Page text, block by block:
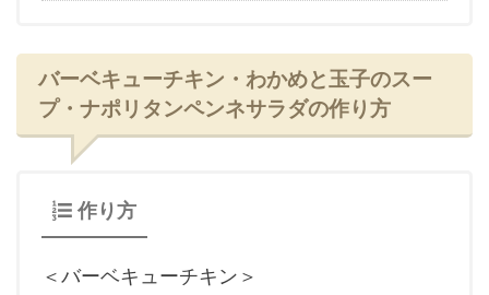
バーベキューチキン・わかめと玉子のスー
プ・ナポリタンペンネサラダの作り方
作り方
＜バーベキューチキン＞